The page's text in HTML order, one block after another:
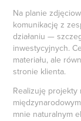
Na planie
komunikację z
działaniu —
inwestycyjnych.
materiału, ale
stronie klienta.
Realizuję projekty
mnie naturalnym